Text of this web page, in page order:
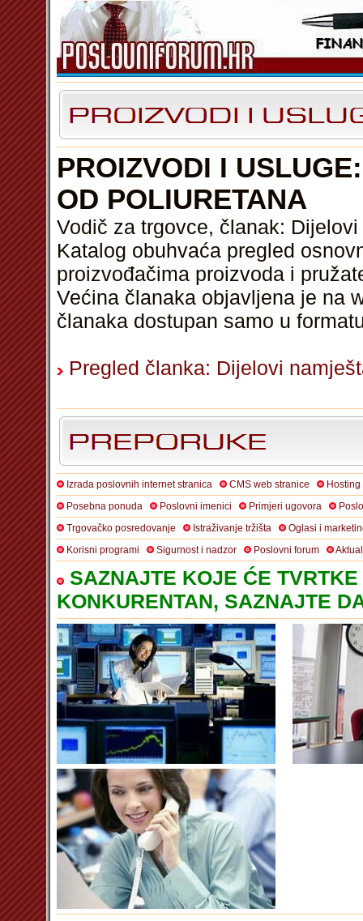
PROIZVODI I
OD POLIURETANA
Vodič za trgovce, članak:
Katalog obuhvaća pregled
proizvođačima proizvoda i
Većina članaka objavljena je na
članaka dostupan samo u
Pregled članka: Dijelovi
Izrada poslovnih internet stranica CMS web stranice
Posebna ponuda
Poslovni imenici Primjeri ugovora
Trgovačko posredovanje
Istraživanje tržišta
Oglasi i
Korisni programi
Sigurnost i nadzor Poslovni forum
SAZNAJTE KOJE ĆE
KONKURENTAN, SAZNAJTE